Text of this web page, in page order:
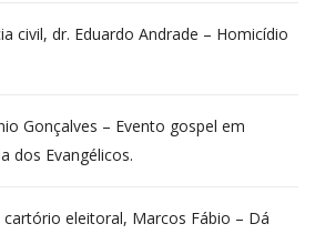
civil, dr. Eduardo Andrade – Homicídio
Gonçalves – Evento gospel em
dos Evangélicos.
eleitoral, Marcos Fábio – Dá